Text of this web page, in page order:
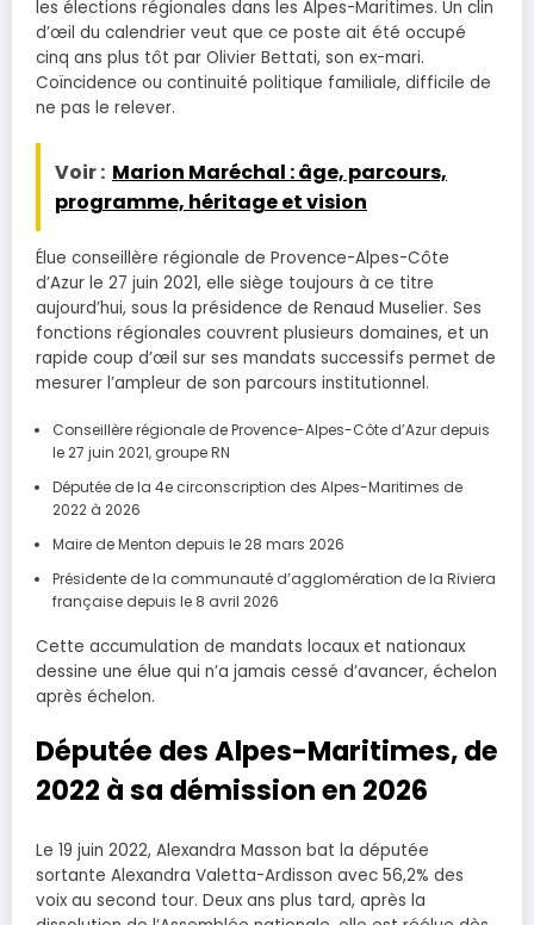
les élections régionales dans les Alpes-Maritimes. Un clin
d’œil du calendrier veut que ce poste ait été occupé
cinq ans plus tôt par Olivier Bettati, son ex-mari.
Coïncidence ou continuité politique familiale, difficile de
ne pas le relever.
Voir : Marion Maréchal : âge, parcours,
programme, héritage et vision
Élue conseillère régionale de Provence-Alpes-Côte
d’Azur le 27 juin 2021, elle siège toujours à ce titre
aujourd’hui, sous la présidence de Renaud Muselier. Ses
fonctions régionales couvrent plusieurs domaines, et un
rapide coup d’œil sur ses mandats successifs permet de
mesurer l’ampleur de son parcours institutionnel.
Conseillère régionale de Provence-Alpes-Côte d’Azur depuis
le 27 juin 2021, groupe RN
Députée de la 4e circonscription des Alpes-Maritimes de
2022 à 2026
Maire de Menton depuis le 28 mars 2026
Présidente de la communauté d’agglomération de la Riviera
française depuis le 8 avril 2026
Cette accumulation de mandats locaux et nationaux
dessine une élue qui n’a jamais cessé d’avancer, échelon
après échelon.
Députée des Alpes-Maritimes, de
2022 à sa démission en 2026
Le 19 juin 2022, Alexandra Masson bat la députée
sortante Alexandra Valetta-Ardisson avec 56,2% des
voix au second tour. Deux ans plus tard, après la